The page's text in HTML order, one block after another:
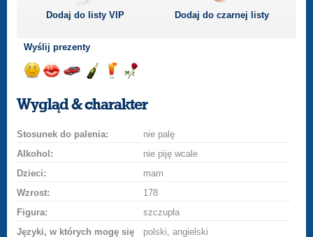
Dodaj do listyVIP Dodaj do czarnej listy
Wyślij prezenty
uśmiech
buziakasamochodem
szampana
drinka
różę
Wygląd & charakter
Stosunek do palenia:
nie palę
Alkohol:
nie piję wcale
Dzieci:
mam
Wzrost:
178
Figura:
szczupła
Języki, w których mogę się
polski, angielski